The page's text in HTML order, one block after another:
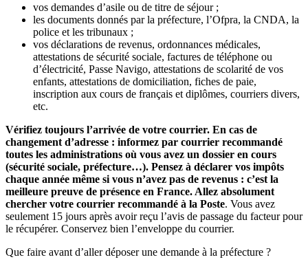
vos demandes d’asile ou de titre de séjour ;
les documents donnés par la préfecture, l’Ofpra, la CNDA, la
police et les tribunaux ;
vos déclarations de revenus, ordonnances médicales,
attestations de sécurité sociale, factures de téléphone ou
d’électricité, Passe Navigo, attestations de scolarité de vos
enfants, attestations de domiciliation, fiches de paie,
inscription aux cours de français et diplômes, courriers divers,
etc.
Vérifiez toujours l’arrivée de votre courrier. En cas de
changement d’adresse : informez par courrier recommandé
toutes les administrations où vous avez un dossier en cours
(sécurité sociale, préfecture…). Pensez à déclarer vos impôts
chaque année même si vous n’avez pas de revenus : c’est la
meilleure preuve de présence en France. Allez absolument
chercher votre courrier recommandé à la Poste. Vous avez
seulement 15 jours après avoir reçu l’avis de passage du facteur pour
le récupérer. Conservez bien l’enveloppe du courrier.
Que faire avant d’aller déposer une demande à la préfecture ?